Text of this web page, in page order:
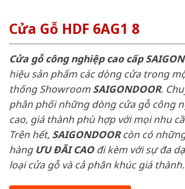
Cửa Gỗ HDF 6AG1 8
Cửa gỗ công nghiệp cao cấp
hiệu sản phẩm các dòng cửa trong
thống ShowroomSAIGONDOOR.
phân phối những dòng cửa gỗ công
cao, giá thành phù hợp với mọi nhu
Trên hết, SAIGONDOORcòn có
hàng ƯU ĐÃI CAOđi kèm với sự đa
loại cửa gỗ và cả phân khúc giá thành.